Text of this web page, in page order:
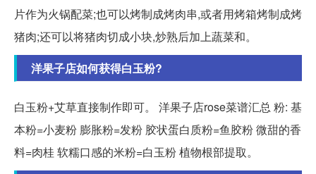
片作为火锅配菜;也可以烤制成烤肉串,或者用烤箱烤制成烤
猪肉;还可以将猪肉切成小块,炒熟后加上蔬菜和。
洋果子店如何获得白玉粉?
白玉粉+艾草直接制作即可。 洋果子店rose菜谱汇总 粉: 基
本粉=小麦粉 膨胀粉=发粉 胶状蛋白质粉=鱼胶粉 微甜的香
料=肉桂 软糯口感的米粉=白玉粉 植物根部提取。